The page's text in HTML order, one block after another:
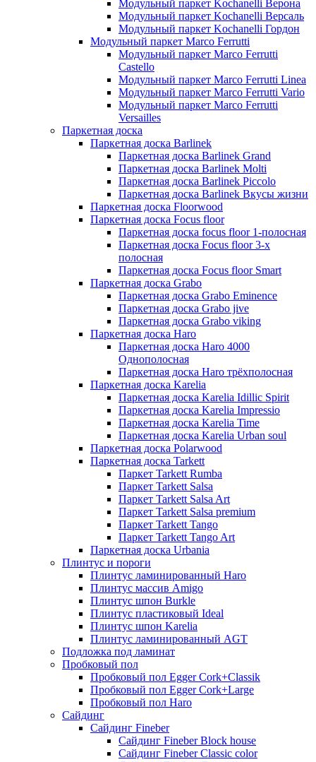
Модульный паркет Kochanelli Верона
Модульный паркет Kochanelli Версаль
Модульный паркет Kochanelli Гордон
Модульный паркет Marco Ferrutti
Модульный паркет Marco Ferrutti
Castello
Модульный паркет Marco Ferrutti Linea
Модульный паркет Marco Ferrutti Vario
Модульный паркет Marco Ferrutti
Versailles
Паркетная доска
Паркетная доска Barlinek
Паркетная доска Barlinek Grand
Паркетная доска Barlinek Molti
Паркетная доска Barlinek Piccolo
Паркетная доска Barlinek Вкусы жизни
Паркетная доска Floorwood
Паркетная доска Focus floor
Паркетная доска focus floor 1-полосная
Паркетная доска Focus floor 3-х
полосная
Паркетная доска Focus floor Smart
Паркетная доска Grabo
Паркетная доска Grabo Eminence
Паркетная доска Grabo jive
Паркетная доска Grabo viking
Паркетная доска Haro
Паркетная доска Haro 4000
Однополосная
Паркетная доска Haro трёхполосная
Паркетная доска Karelia
Паркетная доска Karelia Idillic Spirit
Паркетная доска Karelia Impressio
Паркетная доска Karelia Time
Паркетная доска Karelia Urban soul
Паркетная доска Polarwood
Паркетная доска Tarkett
Паркет Tarkett Rumba
Паркет Tarkett Salsa
Паркет Tarkett Salsa Art
Паркет Tarkett Salsa premium
Паркет Tarkett Tango
Паркет Tarkett Tango Art
Паркетная доска Urbania
Плинтус и пороги
Плинтус ламинированный Haro
Плинтус массив Amigo
Плинтус шпон Burkle
Плинтус пластиковый Ideal
Плинтус шпон Karelia
Плинтус ламинированный AGT
Подложка под ламинат
Пробковый пол
Пробковый пол Egger Cork+Classik
Пробковый пол Egger Cork+Large
Пробковый пол Haro
Сайдинг
Сайдинг Fineber
Сайдинг Fineber Block house
Сайдинг Fineber Classic color